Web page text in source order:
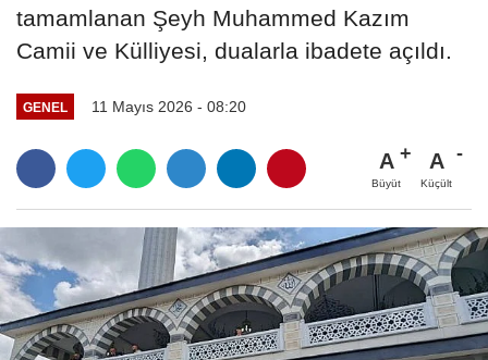
tamamlanan Şeyh Muhammed Kazım
Camii ve Külliyesi, dualarla ibadete açıldı.
GENEL 11 Mayıs 2026 - 08:20
A
Büyüt
A
Küçült